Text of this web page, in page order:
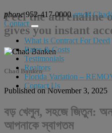
phone 952-417-0000email
Contact
What is Contract For Deed
Rates & Costs
Testimonials
Realtors
Florida Variation –
Contact Us
Feel the adrenaline
gives you instant
Chad Banken
Published on November 3, 2025
বড় খেলুন, সহজে জিতুন:
আপনাকে স্বাগতম